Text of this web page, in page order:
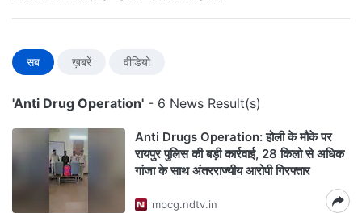
सब ख़बरें वीडियो
'Anti Drug Operation' - 6 News Result(s)
Anti Drugs Operation: होली के मौके पर
रायपुर पुलिस की बड़ी कार्रवाई, 28 किलो से अधिक
गांजा के साथ अंतरराज्यीय आरोपी गिरफ्तार
mpcg.ndtv.in